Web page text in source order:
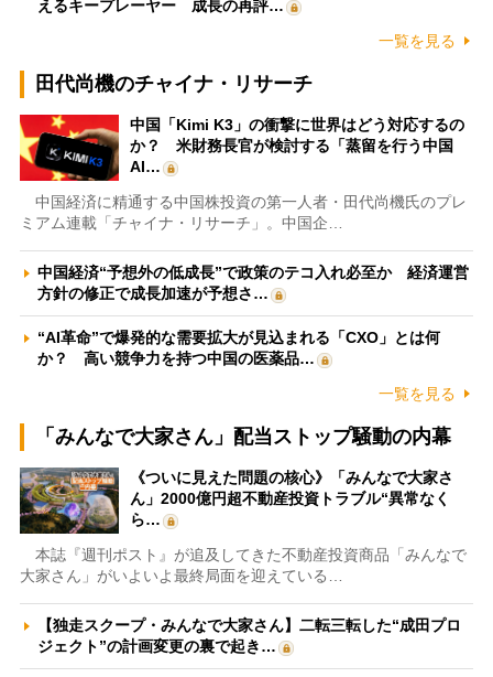
えるキープレーヤー 成長の再評…
一覧を見る
田代尚機のチャイナ・リサーチ
中国「Kimi K3」の衝撃に世界はどう対応するの
か？ 米財務長官が検討する「蒸留を行う中国
AI…
中国経済に精通する中国株投資の第一人者・田代尚機氏のプレ
ミアム連載「チャイナ・リサーチ」。中国企…
中国経済“予想外の低成長”で政策のテコ入れ必至か 経済運営
方針の修正で成長加速が予想さ…
“AI革命”で爆発的な需要拡大が見込まれる「CXO」とは何
か？ 高い競争力を持つ中国の医薬品…
一覧を見る
「みんなで大家さん」配当ストップ騒動の内幕
《ついに見えた問題の核心》「みんなで大家さ
ん」2000億円超不動産投資トラブル“異常なく
ら…
本誌『週刊ポスト』が追及してきた不動産投資商品「みんなで
大家さん」がいよいよ最終局面を迎えている…
【独走スクープ・みんなで大家さん】二転三転した“成田プロ
ジェクト”の計画変更の裏で起き…